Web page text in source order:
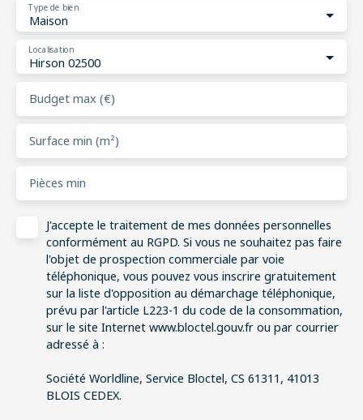
Maison
Type de bien
Hirson 02500
Localisation
Budget max (€)
Surface min (m²)
Pièces min
J'accepte le traitement de mes données personnelles
conformément au RGPD. Si vous ne souhaitez pas faire
l'objet de prospection commerciale par voie
téléphonique, vous pouvez vous inscrire gratuitement
sur la liste d'opposition au démarchage téléphonique,
prévu par l'article L223-1 du code de la consommation,
sur le site Internet www.bloctel.gouv.fr ou par courrier
adressé à :
Société Worldline, Service Bloctel, CS 61311, 41013
BLOIS CEDEX.